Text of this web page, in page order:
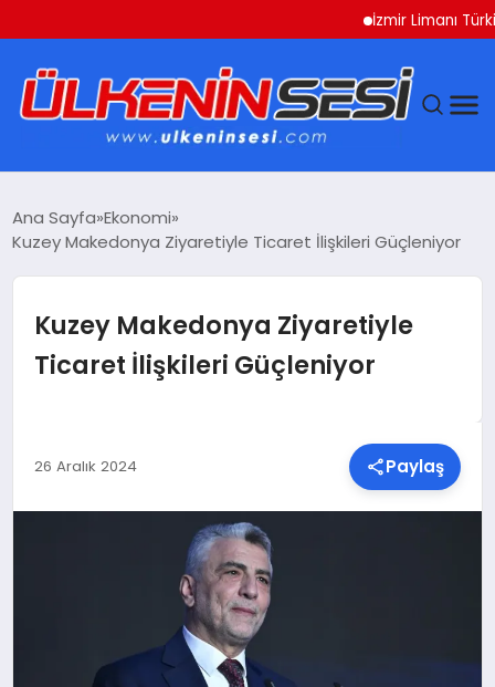
İzmir Limanı Türkiye
EKONOMI
GÜNDEM
MAGAZIN
Ana Sayfa Ekonomi
Kuzey Makedonya Ziyaretiyle Ticaret İlişkileri Güçleniyor
Kuzey Makedonya Ziyaretiyle
Ticaret İlişkileri Güçleniyor
26 Aralık 2024 Paylaş